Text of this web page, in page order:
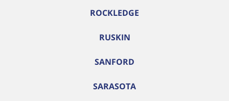
ROCKLEDGE
RUSKIN
SANFORD
SARASOTA